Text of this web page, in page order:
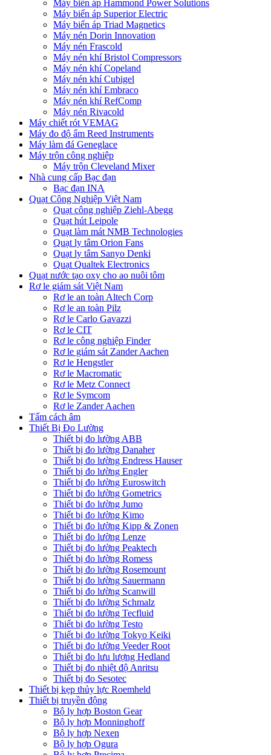
Máy biến áp Hammond Power Solutions
Máy biến áp Superior Electric
Máy biến áp Triad Magnetics
Máy nén Dorin Innovation
Máy nén Frascold
Máy nén khí Bristol Compressors
Máy nén khí Copeland
Máy nén khí Cubigel
Máy nén khí Embraco
Máy nén khí RefComp
Máy nén Rivacold
Máy chiết rót VEMAG
Máy đo độ ẩm Reed Instruments
Máy làm đá Geneglace
Máy trộn công nghiệp
Máy trộn Cleveland Mixer
Nhà cung cấp Bạc đạn
Bạc đạn INA
Quạt Công Nghiệp Việt Nam
Quạt công nghiệp Ziehl-Abegg
Quạt hút Leipole
Quạt làm mát NMB Technologies
Quạt ly tâm Orion Fans
Quạt ly tâm Sanyo Denki
Quạt Qualtek Electronics
Quạt nước tạo oxy cho ao nuôi tôm
Rơ le giám sát Việt Nam
Rơ le an toàn Altech Corp
Rơ le an toàn Pilz
Rơ le Carlo Gavazzi
Rơ le CIT
Rơ le công nghiệp Finder
Rơ le giám sát Zander Aachen
Rơ le Hengstler
Rơ le Macromatic
Rơ le Metz Connect
Rơ le Symcom
Rơ le Zander Aachen
Tấm cách âm
Thiết Bị Đo Lường
Thiết bị đo lường ABB
Thiết bị đo lường Danaher
Thiết bị đo lường Endress Hauser
Thiết bị đo lường Engler
Thiết bị đo lường Euroswitch
Thiết bị đo lường Gometrics
Thiết bị đo lường Jumo
Thiết bị đo lường Kimo
Thiết bị đo lường Kipp & Zonen
Thiết bị đo lường Lenze
Thiết bị đo lường Peaktech
Thiết bị đo lường Romess
Thiết bị đo lường Rosemount
Thiết bị đo lường Sauermann
Thiết bị đo lường Scanwill
Thiết bị đo lường Schmalz
Thiết bị đo lường Tecfluid
Thiết bị đo lường Testo
Thiết bị đo lường Tokyo Keiki
Thiết bị đo lường Veeder Root
Thiết bị đo lưu lượng Hedland
Thiết bị đo nhiệt độ Anritsu
Thiết bị đo Sesotec
Thiết bị kẹp thủy lực Roemheld
Thiết bị truyền động
Bộ ly hợp Boston Gear
Bộ ly hợp Monninghoff
Bộ ly hợp Nexen
Bộ ly hợp Ogura